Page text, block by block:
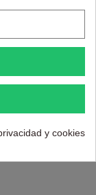
y cookies